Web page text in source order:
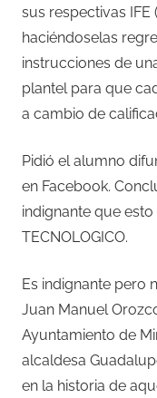
sus respectivas
haciéndoselas
instrucciones de
plantel para que
a cambio de
Pidió el alumno
en Facebook.
indignante que
TECNOLOGICO.
Es indignante pero
Juan Manuel
Ayuntamiento de
alcaldesa
en la historia de